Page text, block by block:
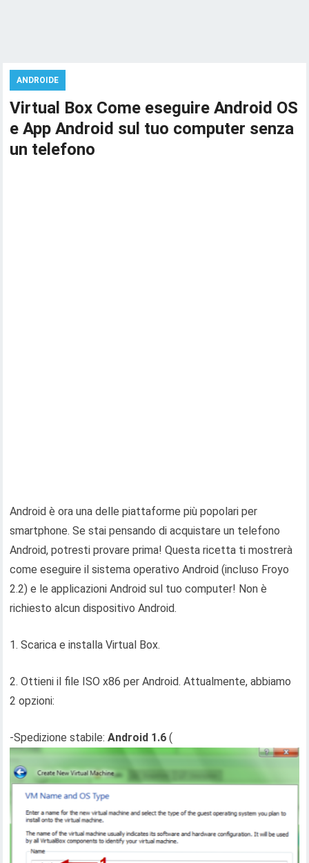
ANDROIDE
Virtual Box Come eseguire Android OS
e App Android sul tuo computer senza
un telefono
Android è ora una delle piattaforme più popolari per
smartphone. Se stai pensando di acquistare un telefono
Android, potresti provare prima! Questa ricetta ti mostrerà
come eseguire il sistema operativo Android (incluso Froyo
2.2) e le applicazioni Android sul tuo computer! Non è
richiesto alcun dispositivo Android.
1. Scarica e installa Virtual Box.
2. Ottieni il file ISO x86 per Android. Attualmente, abbiamo
2 opzioni:
-Spedizione stabile:Android 1.6 (